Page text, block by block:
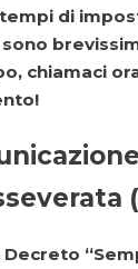
di
chiamaci
Decreto